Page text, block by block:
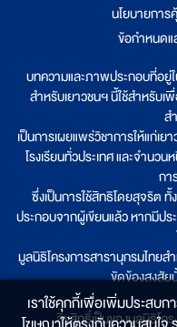
นโยบายกา
ข้อกำหนดแ
บทความและภาพประกอบที่อยู่
สำหรับเยาวชนฯ นี้ใช้สำหรับ
ส
เป็นการเผยแพร่วิชาการให้แก่เย
โรงเรียนทั่วประเทศ และจำนว
ก
ซึ่งเป็นการใช้สิทธิโดยสุจริต
ประกอบจากผู้เขียนแล้ว หากมีปร
มูลนิธิโครงการสารานุกรมไทย
ขัดข้องสงสัย
ลิขสิทธิ์เป็นของมูลนิธิโค
เราใช้คุกกี้เพื่อเพิ่มประสบก